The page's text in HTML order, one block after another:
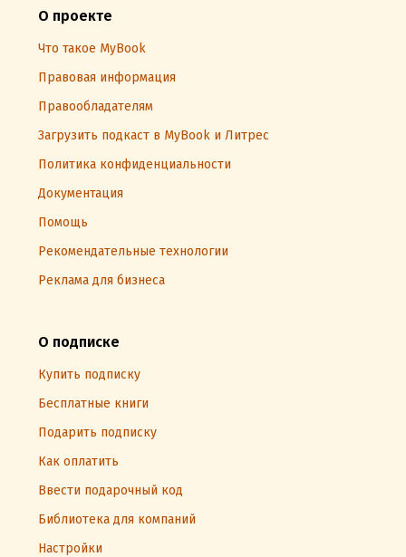
О проекте
Что такое MyBook
Правовая информация
Правообладателям
Загрузить подкаст в MyBook и Литрес
Политика конфиденциальности
Документация
Помощь
Рекомендательные технологии
Реклама для бизнеса
О подписке
Купить подписку
Бесплатные книги
Подарить подписку
Как оплатить
Ввести подарочный код
Библиотека для компаний
Настройки